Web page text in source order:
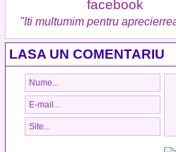
"Iti multumim pentru
LASA UN COMENTARIU